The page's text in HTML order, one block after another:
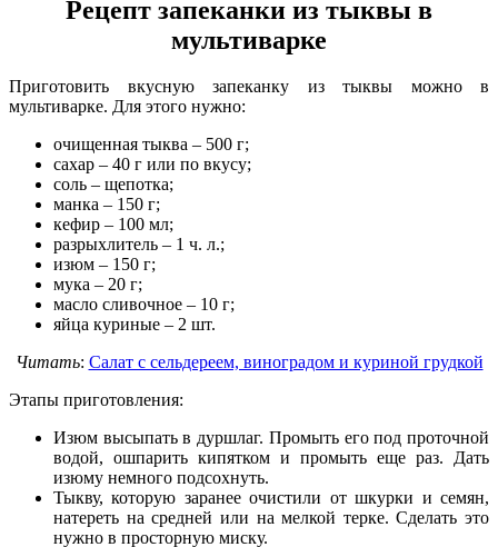
Рецепт запеканки из тыквы в
мультиварке
Приготовить вкусную запеканку из тыквы можно в
мультиварке. Для этого нужно:
очищенная тыква – 500 г;
сахар – 40 г или по вкусу;
соль – щепотка;
манка – 150 г;
кефир – 100 мл;
разрыхлитель – 1 ч. л.;
изюм – 150 г;
мука – 20 г;
масло сливочное – 10 г;
яйца куриные – 2 шт.
Читать: Салат с сельдереем, виноградом и куриной грудкой
Этапы приготовления:
Изюм высыпать в дуршлаг. Промыть его под проточной
водой, ошпарить кипятком и промыть еще раз. Дать
изюму немного подсохнуть.
Тыкву, которую заранее очистили от шкурки и семян,
натереть на средней или на мелкой терке. Сделать это
нужно в просторную миску.